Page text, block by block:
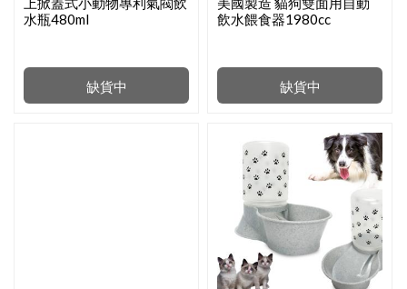
缺貨中
水瓶480ml
缺貨中
飲水餵食器1980cc